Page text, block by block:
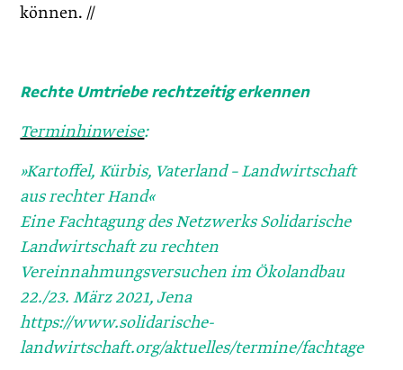
können. //
Rechte Umtriebe rechtzeitig erkennen
Terminhinweise:
»Kartoffel, Kürbis, Vaterland – Landwirtschaft
aus rechter Hand«
Eine Fachtagung des Netzwerks Solidarische
Landwirtschaft zu rechten
Vereinnahmungsversuchen im Ökolandbau
22./23. März 2021, Jena
https://www.solidarische-
landwirtschaft.org/aktuelles/termine/fachtage